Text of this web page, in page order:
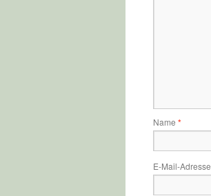
Name *
E-Mail-Adresse